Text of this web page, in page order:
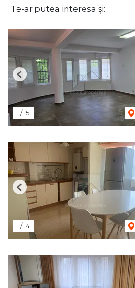
Te-ar putea interesa și:
1 /15
Previous
1 /14
Previous